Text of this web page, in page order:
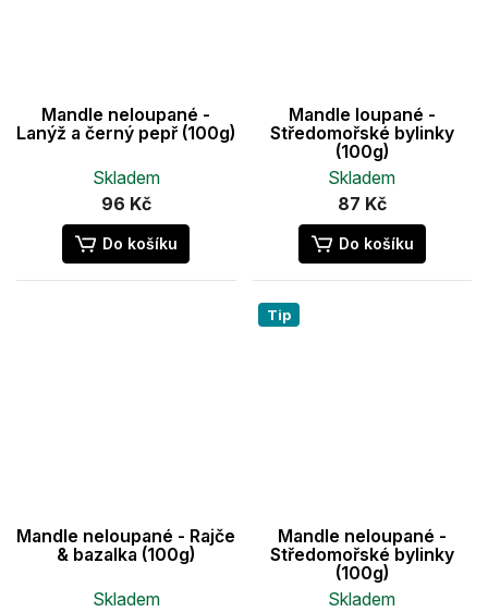
Mandle neloupané -
Lanýž a černý pepř (100g)
Skladem
96 Kč
Do košíku
Mandle loupané -
Středomořské bylinky
(100g)
Skladem
87 Kč
Do košíku
Mandle neloupané - Rajče
& bazalka (100g)
Skladem
Tip
Mandle neloupané -
Středomořské bylinky
(100g)
Skladem